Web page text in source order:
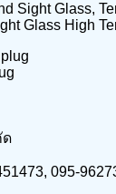
Sight Glass,
Glass High
ด
095-